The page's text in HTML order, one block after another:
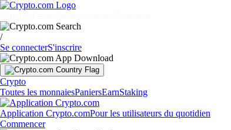
/
Se connecterS'inscrire
Crypto
Toutes les monnaiesPaniersEarnStaking
Application Crypto.comPour les utilisateurs du quotidien
Commencer